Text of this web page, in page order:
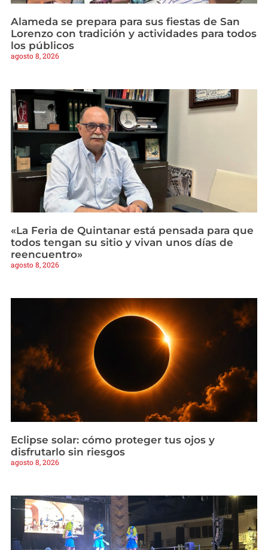
Alameda se prepara para sus fiestas de San
Lorenzo con tradición y actividades para todos
los públicos
agosto 8, 2026
«La Feria de Quintanar está pensada para que
todos tengan su sitio y vivan unos días de
reencuentro»
agosto 8, 2026
Eclipse solar: cómo proteger tus ojos y
disfrutarlo sin riesgos
agosto 8, 2026